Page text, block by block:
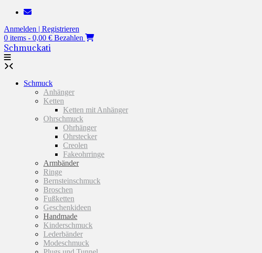
Zum
springen
Anmelden | Registrieren
0 items - 0,00 € Bezahlen
Schmuckati
Schmuck
Anhänger
Ketten
Ketten mit Anhänger
Ohrschmuck
Ohrhänger
Ohrstecker
Creolen
Fakeohrringe
Armbänder
Ringe
Bernsteinschmuck
Broschen
Fußketten
Geschenkideen
Handmade
Kinderschmuck
Lederbänder
Modeschmuck